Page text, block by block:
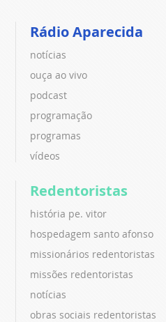
Rádio Aparecida
notícias
ouça ao vivo
podcast
programação
programas
vídeos
Redentoristas
história pe. vitor
hospedagem santo afonso
missionários redentoristas
missões redentoristas
notícias
obras sociais redentoristas